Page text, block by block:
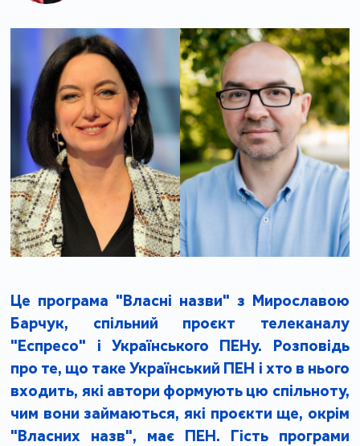
Це програма "Власні назви" з Мирославою
Барчук, спільний проєкт телеканалу
"Еспресо" і Українського ПЕНу. Розповідь
про те, що таке Український ПЕН і хто в нього
входить, які автори формують цю спільноту,
чим вони займаються, які проєкти ще, окрім
"Власних назв", має ПЕН. Гість програми